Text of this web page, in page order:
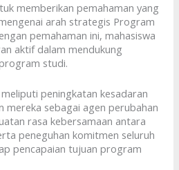
memberikan pemahaman yang
arah strategis Program
pemahaman ini, mahasiswa
aktif dalam mendukung
studi.
peningkatan kesadaran
mereka sebagai agen perubahan
rasa kebersamaan antara
peneguhan komitmen seluruh
pencapaian tujuan program